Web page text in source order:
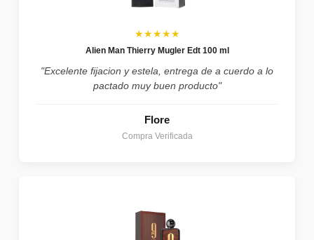
★★★★★
Alien Man Thierry Mugler Edt 100 ml
"Excelente fijacion y estela, entrega de a cuerdo a lo
pactado muy buen producto"
Flore
Compra Verificada